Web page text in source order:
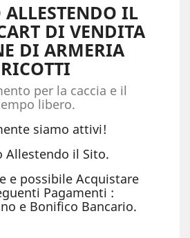
IL
DI VENDITA
DI ARMERIA
RICOTTI
per la caccia e il
libero.
siamo attivi!
Allestendo il Sito.
e possibile Acquistare
Pagamenti :
e Bonifico Bancario.